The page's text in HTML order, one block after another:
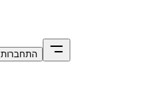
התחברות